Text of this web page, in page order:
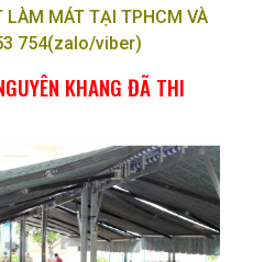
LÀM MÁT TẠI TPHCM VÀ
754(zalo/viber)
KHANG ĐÃ THI